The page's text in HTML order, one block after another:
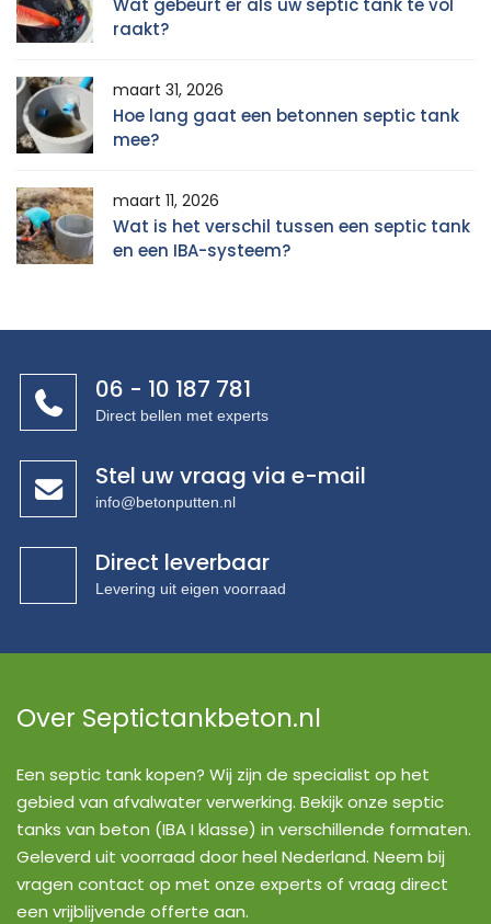
raakt?
maart 31, 2026
Hoe lang gaat een betonnen septic tank
mee?
maart 11, 2026
Wat is het verschil tussen een septic tank
en een IBA-systeem?
06 - 10 187 781
Direct bellen met experts
Stel uw vraag via e-mail
info@betonputten.nl
Direct leverbaar
Levering uit eigen voorraad
Over Septictankbeton.nl
Een septic tank kopen? Wij zijn de specialist op het
gebied van afvalwater verwerking. Bekijk onze septic
tanks van beton (IBA I klasse) in verschillende formaten.
Geleverd uit voorraad door heel Nederland. Neem bij
vragen contact op met onze experts of vraag direct
een vrijblijvende offerte aan.